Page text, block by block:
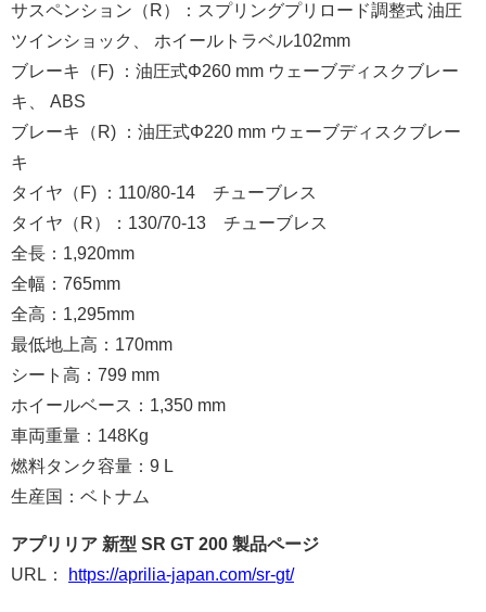
サスペンション（R）：スプリングプリロード調整式 油圧
ツインショック、 ホイールトラベル102mm
ブレーキ（F) ：油圧式Φ260 mm ウェーブディスクブレー
キ、 ABS
ブレーキ（R) ：油圧式Φ220 mm ウェーブディスクブレー
キ
タイヤ（F) ：110/80-14 チューブレス
タイヤ（R）：130/70-13 チューブレス
全長：1,920mm
全幅：765mm
全高：1,295mm
最低地上高：170mm
シート高：799 mm
ホイールベース：1,350 mm
車両重量：148Kg
燃料タンク容量：9 L
生産国：ベトナム
アプリリア 新型 SR GT 200 製品ページ
URL：
https://aprilia-japan.com/sr-gt/